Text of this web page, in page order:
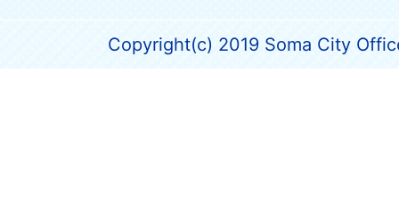
Copyright(c) 2019 Soma City